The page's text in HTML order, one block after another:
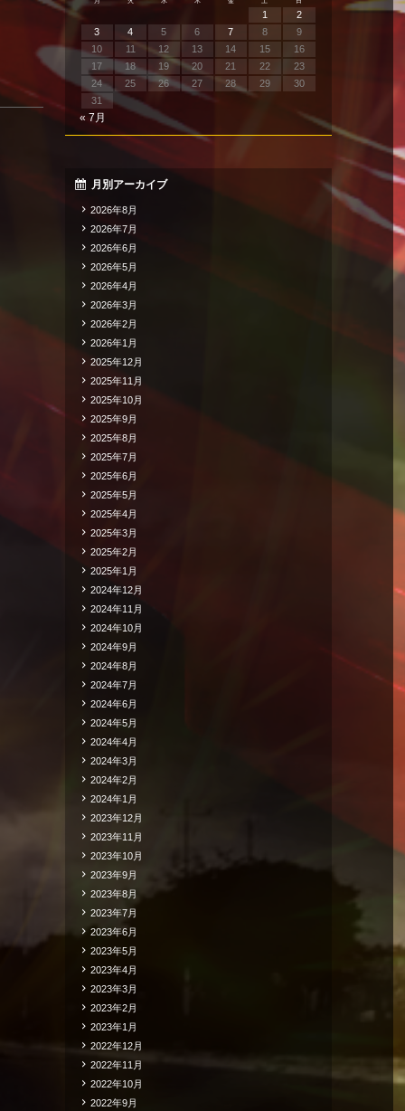
1
2
3
4 5 6 7 8
9
10
11 12 13 14 15
16
17
18 19 20 21 22
23
24
25 26 27 28 29
30
31
« 7月
月別アーカイブ
2026年8月
2026年7月
2026年6月
2026年5月
2026年4月
2026年3月
2026年2月
2026年1月
2025年12月
2025年11月
2025年10月
2025年9月
2025年8月
2025年7月
2025年6月
2025年5月
2025年4月
2025年3月
2025年2月
2025年1月
2024年12月
2024年11月
2024年10月
2024年9月
2024年8月
2024年7月
2024年6月
2024年5月
2024年4月
2024年3月
2024年2月
2024年1月
2023年12月
2023年11月
2023年10月
2023年9月
2023年8月
2023年7月
2023年6月
2023年5月
2023年4月
2023年3月
2023年2月
2023年1月
2022年12月
2022年11月
2022年10月
2022年9月